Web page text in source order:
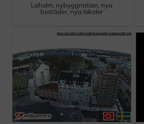
Laholm, nybyggnation, nya
bostäder, nya lokaler